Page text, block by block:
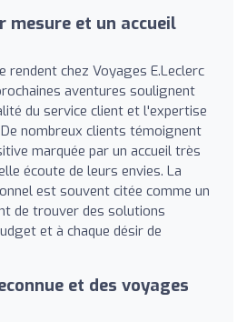
mesure et un accueil
rendent chez Voyages E.Leclerc
aventures soulignent
du service client et l'expertise
nombreux clients témoignent
marquée par un accueil très
écoute de leurs envies. La
est souvent citée comme un
de trouver des solutions
et à chaque désir de
et des voyages